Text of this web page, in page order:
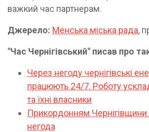
важкий час партнерам.
Джерело: Менська міська рада,
"Час Чернігівський" писав про
Через негоду чернігівські
працюють 24/7. Роботу
та їхні власники
Прикордонням
негода